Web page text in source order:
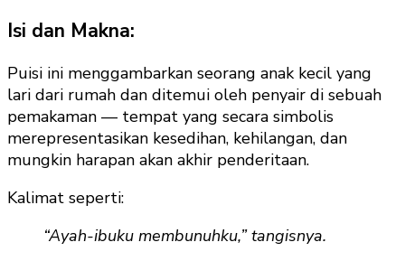
Isi dan Makna:
Puisi ini menggambarkan seorang anak kecil yang
lari dari rumah dan ditemui oleh penyair di sebuah
pemakaman — tempat yang secara simbolis
merepresentasikan kesedihan, kehilangan, dan
mungkin harapan akan akhir penderitaan.
Kalimat seperti:
“Ayah-ibuku membunuhku,” tangisnya.